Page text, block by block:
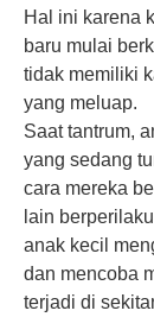
Hal ini karena
baru mulai
tidak memiliki
yang meluap.
Saat tantrum,
yang sedang
cara mereka
lain
anak kecil
dan mencoba
terjadi di